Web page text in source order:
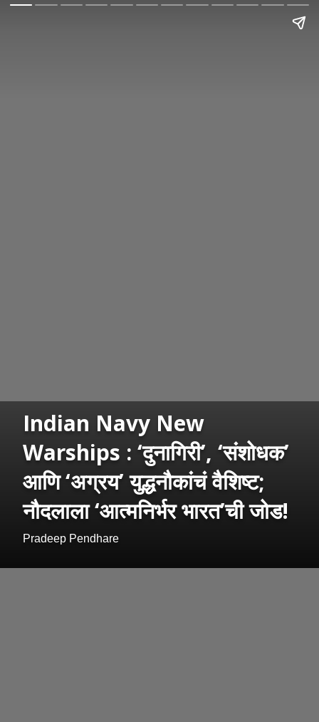
Indian Navy New
Warships : ‘दुनागिरी’, ‘संशोधक’
आणि ‘अग्रय’ युद्धनौकांचं वैशिष्ट;
नौदलाला ‘आत्मनिर्भर भारत’ची जोड!
Pradeep Pendhare